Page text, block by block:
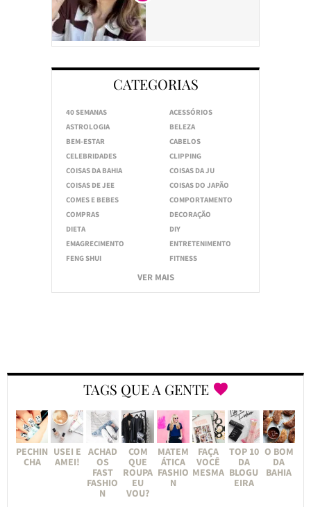
CATEGORIAS
40 SEMANAS
ACESSÓRIOS
ASTROLOGIA
BELEZA
BEM-ESTAR
CABELOS
CELEBRIDADES
CLIPPING
COISAS DA BAHIA
COISAS DA JU
COISAS DE JEE
COISAS DO JAPÃO
COMES E BEBES
COMPORTAMENTO
COMPRAS
DECORAÇÃO
DIETA
DIY
EMAGRECIMENTO
ENTRETENIMENTO
FENG SHUI
FITNESS
VER MAIS
TAGS QUE A GENTE
PECHIN
CHA
USEI E
AMEI!
ACHAD
OS
FAST
FASHIO
N
COM
QUE
ROUPA
EU
VOU?
MATEM
ÁTICA
FASHIO
N
FAÇA
VOCÊ
MESMA
TOP 10
DA
BLOGU
EIRA
O BOM
DA
BAHIA